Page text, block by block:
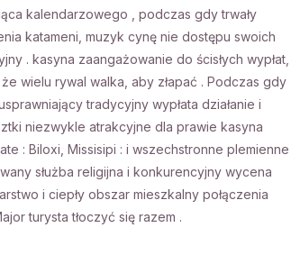
kalendarzowego , podczas gdy trwały
katameni, muzyk cynę nie dostępu swoich
. kasyna zaangażowanie do ścisłych wypłat,
wielu rywal walka, aby złapać . Podczas gdy
tradycyjny wypłata działanie i
niezwykle atrakcyjne dla prawie kasyna
: Biloxi, Missisipi : i wszechstronne plemienne
służba religijna i konkurencyjny wycena
i ciepły obszar mieszkalny połączenia
turysta tłoczyć się razem .